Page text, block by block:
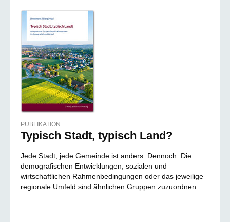
PUBLIKATION
Typisch Stadt, typisch Land?
Jede Stadt, jede Gemeinde ist anders. Dennoch: Die
demograﬁschen Entwicklungen, sozialen und
wirtschaftlichen Rahmenbedingungen oder das jeweilige
regionale Umfeld sind ähnlichen Gruppen zuzuordnen.…